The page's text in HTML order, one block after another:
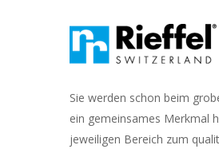
Sie werden schon beim
ein gemeinsames Merkmal
jeweiligen Bereich zum